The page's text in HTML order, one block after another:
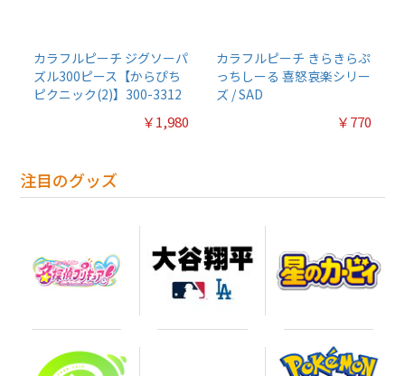
カラフルピーチ ジグソーパ
ズル300ピース【からぴち
ピクニック(2)】300-3312
￥1,980
カラフルピーチ きらきらぷ
っちしーる 喜怒哀楽シリー
ズ / SAD
￥770
注目のグッズ